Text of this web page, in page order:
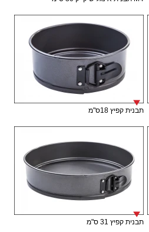
תבנית קפיץ 18ס"מ
תבנית קפיץ 31 ס"מ